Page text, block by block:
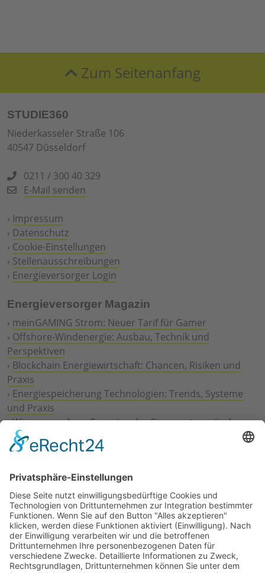
Zum Seitenanfang
STUDIE360
Niederkasseler Straße 106
40547 Düsseldorf
0211 / 300 40 329
E-Mail senden
› Impressum
› Datenschutz
› Cookie-Einstellungen
› Stellenausschreibungen
› Energieversorger Login
Energieversorger Magazin
› meinGAMING Strom: Neuer Tarif für Gamer
› Offshore-Windenergie: Ausbau, Technik und
Perspektiven
› Blockchain Energiewirtschaft: Chancen, Risiken und
Praxis
› Energiespeicherung Technologien: Trends, Systeme
und Praxis
›Wie erneuerbare Energien das Stromnetz verändern
Digitalisierung Energiewirtschaft: Effizienz, Netze und
Prozesse
Geschäftsmodelle
›Vorstandswechsel Westenergie: Böddeling übernimmt
befristet
›Wasserstoff-Hochlauf: Dialog, Infrastruktur und
konkrete Schritte
›Solaranlage Regenbogenfarben: FC St. Pauli und
LichtBlick installieren erste weltweite Anlage